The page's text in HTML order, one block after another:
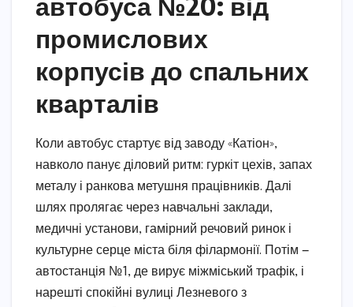
промислових
корпусів до спальних
кварталів
Коли автобус стартує від заводу «Катіон»,
навколо панує діловий ритм: гуркіт цехів, запах
металу і ранкова метушня працівників. Далі
шлях пролягає через навчальні заклади,
медичні установи, гамірний речовий ринок і
культурне серце міста біля філармонії. Потім —
автостанція №1, де вирує міжміський трафік, і
нарешті спокійні вулиці Лезневого з